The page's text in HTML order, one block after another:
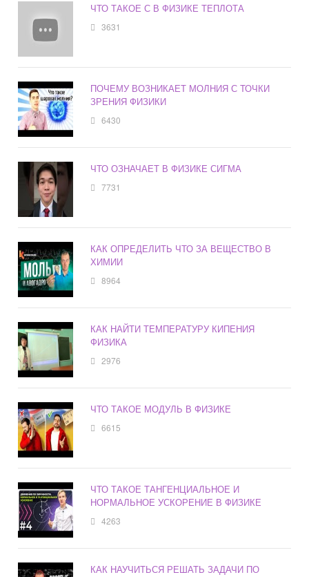
ЧТО ТАКОЕ С В ФИЗИКЕ ТЕПЛОТА
3631
ПОЧЕМУ ВОЗНИКАЕТ МОЛНИЯ С ТОЧКИ
ЗРЕНИЯ ФИЗИКИ
6430
ЧТО ОЗНАЧАЕТ В ФИЗИКЕ СИГМА
7731
КАК ОПРЕДЕЛИТЬ ЧТО ЗА ВЕЩЕСТВО В
ХИМИИ
8964
КАК НАЙТИ ТЕМПЕРАТУРУ КИПЕНИЯ
ФИЗИКА
2976
ЧТО ТАКОЕ МОДУЛЬ В ФИЗИКЕ
6615
ЧТО ТАКОЕ ТАНГЕНЦИАЛЬНОЕ И
НОРМАЛЬНОЕ УСКОРЕНИЕ В ФИЗИКЕ
4263
КАК НАУЧИТЬСЯ РЕШАТЬ ЗАДАЧИ ПО